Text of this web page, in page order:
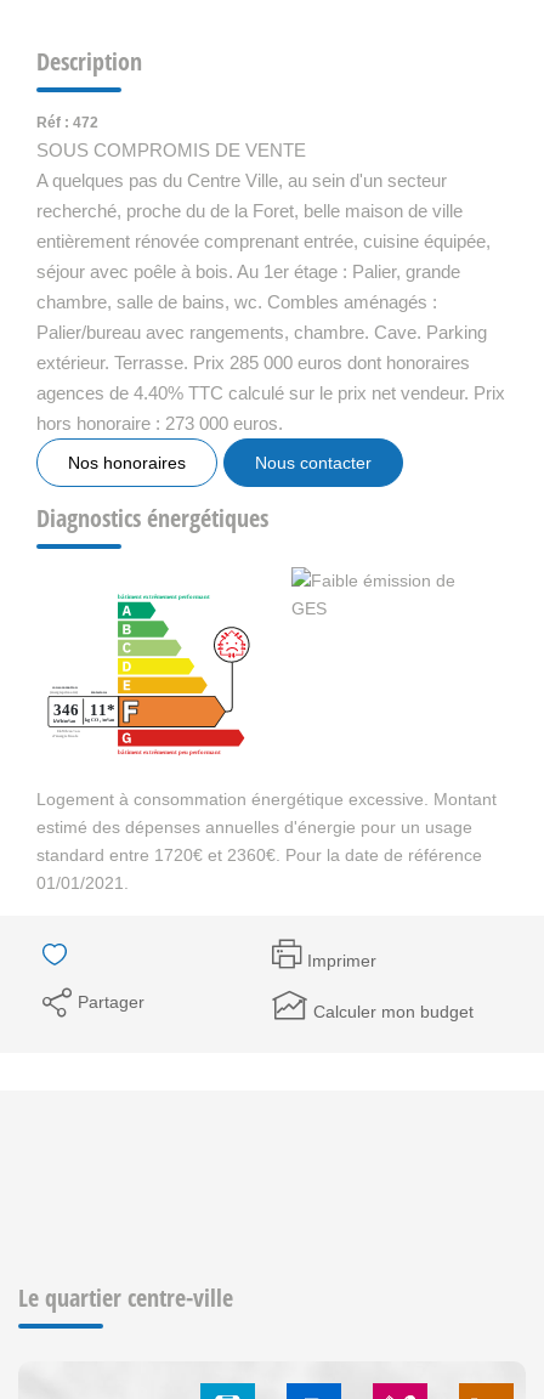
Description
Réf : 472
SOUS COMPROMIS DE VENTE
A quelques pas du Centre Ville, au sein d'un secteur
recherché, proche du de la Foret, belle maison de ville
entièrement rénovée comprenant entrée, cuisine équipée,
séjour avec poêle à bois. Au 1er étage : Palier, grande
chambre, salle de bains, wc. Combles aménagés :
Palier/bureau avec rangements, chambre. Cave. Parking
extérieur. Terrasse. Prix 285 000 euros dont honoraires
agences de 4.40% TTC calculé sur le prix net vendeur. Prix
hors honoraire : 273 000 euros.
Nos honoraires Nous contacter
Diagnostics énergétiques
Logement à consommation énergétique excessive. Montant
estimé des dépenses annuelles d'énergie pour un usage
standard entre 1720€ et 2360€. Pour la date de référence
01/01/2021.
Imprimer
Partager Calculer mon budget
Le quartier centre-ville